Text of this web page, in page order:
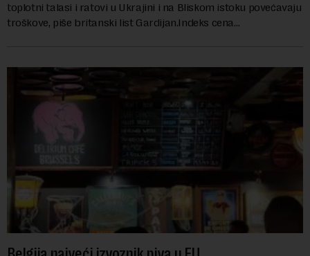
toplotni talasi i ratovi u Ukrajini i na Bliskom istoku povećavaju
troškove, piše britanski list Gardijan.Indeks cena